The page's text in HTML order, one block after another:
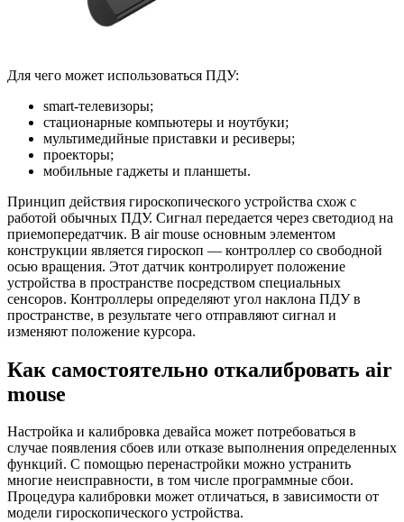
Для чего может использоваться ПДУ:
smart-телевизоры;
стационарные компьютеры и ноутбуки;
мультимедийные приставки и ресиверы;
проекторы;
мобильные гаджеты и планшеты.
Принцип действия гироскопического устройства схож с
работой обычных ПДУ. Сигнал передается через светодиод на
приемопередатчик. В air mouse основным элементом
конструкции является гироскоп — контроллер со свободной
осью вращения. Этот датчик контролирует положение
устройства в пространстве посредством специальных
сенсоров. Контроллеры определяют угол наклона ПДУ в
пространстве, в результате чего отправляют сигнал и
изменяют положение курсора.
Как самостоятельно откалибровать air
mouse
Настройка и калибровка девайса может потребоваться в
случае появления сбоев или отказе выполнения определенных
функций. С помощью перенастройки можно устранить
многие неисправности, в том числе программные сбои.
Процедура калибровки может отличаться, в зависимости от
модели гироскопического устройства.